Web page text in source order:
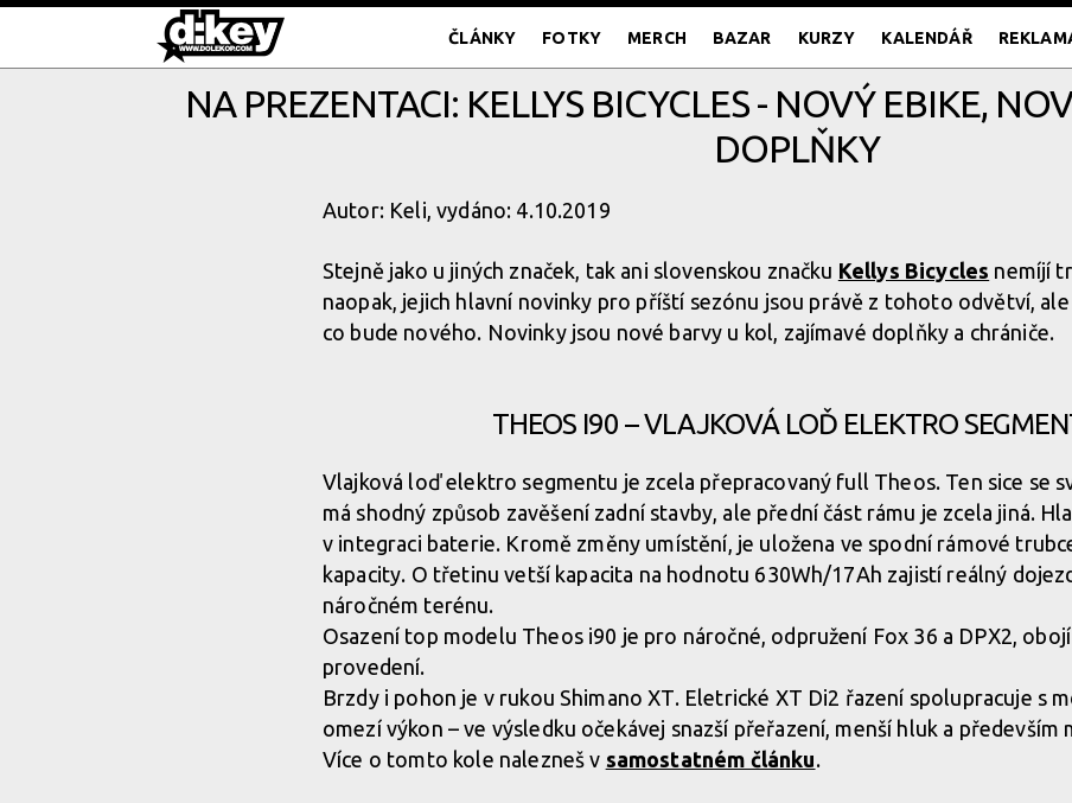
ČLÁNKY FOTKY MERCH BAZAR KURZY KALENDÁŘ
NA PREZENTACI: KELLYS BICYCLES - NOVÝ EBIKE,
DOPLŇKY
Autor: Keli, vydáno: 4.10.2019
Stejně jako u jiných značek, tak ani slovenskou značku Kellys Bicycles nemíjí
naopak, jejich hlavní novinky pro příští sezónu jsou právě z tohoto odvětví,
co bude nového. Novinky jsou nové barvy u kol, zajímavé doplňky a chrániče.
THEOS I90 – VLAJKOVÁ LOĎ ELEKTRO
Vlajková loď elektro segmentu je zcela přepracovaný full Theos. Ten sice se
má shodný způsob zavěšení zadní stavby, ale přední část rámu je zcela jiná.
v integraci baterie. Kromě změny umístění, je uložena ve spodní rámové
kapacity. O třetinu vetší kapacita na hodnotu 630Wh/17Ah zajistí reálný
náročném terénu.
Osazení top modelu Theos i90 je pro náročné, odpružení Fox 36 a DPX2,
provedení.
Brzdy i pohon je v rukou Shimano XT. Eletrické XT Di2 řazení spolupracuje s
omezí výkon – ve výsledku očekávej snazší přeřazení, menší hluk a především
Více o tomto kole nalezneš v samostatném článku.